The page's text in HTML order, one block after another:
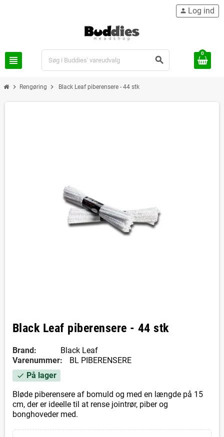
view_headline search
person Log ind
0
chevron_right Rengøring chevron_right Black Leaf piberensere - 44 stk
Black Leaf piberensere - 44 stk
Brand:
Black Leaf
Varenummer:
BL PIBERENSERE
check På lager
Bløde piberensere af bomuld og med en længde på 15
cm, der er ideelle til at rense jointrør, piber og
bonghoveder med.